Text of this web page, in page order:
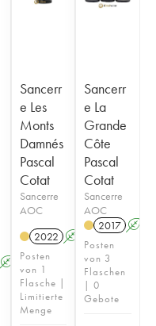
A
Sancerr
e Les
Monts
Damnés
Pascal
Cotat
Sancerre
AOC
2022 A
Posten
von 1
Flasche |
Limitierte
Menge
Sancerr
e La
Grande
Côte
Pascal
Cotat
Sancerre
AOC
2017 A
Posten
von 3
Flaschen
| 0
Gebote